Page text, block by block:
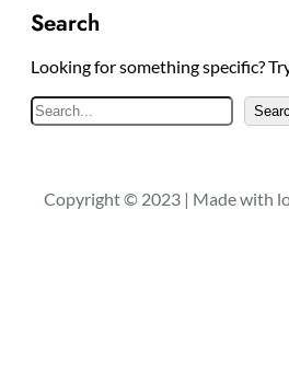
Search
Looking for something specific?
S
e
c
Copyright © 2023 | Made with